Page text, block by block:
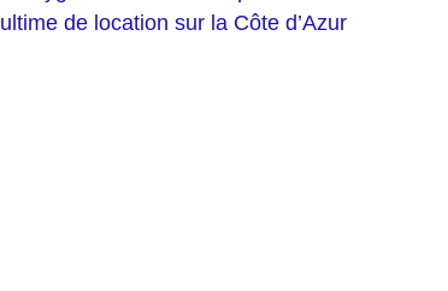
ultime de location sur la Côte d’Azur